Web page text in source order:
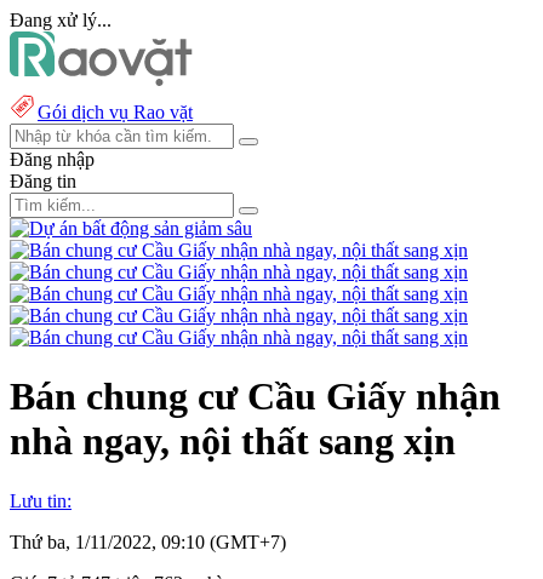
Đang xử lý...
Gói dịch vụ Rao vặt
Đăng nhập
Đăng tin
Bán chung cư Cầu Giấy nhận
nhà ngay, nội thất sang xịn
Lưu tin:
Thứ ba, 1/11/2022, 09:10 (GMT+7)